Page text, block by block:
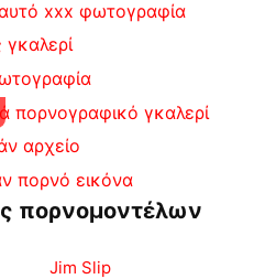
πορνομοντέλων
Jim Slip